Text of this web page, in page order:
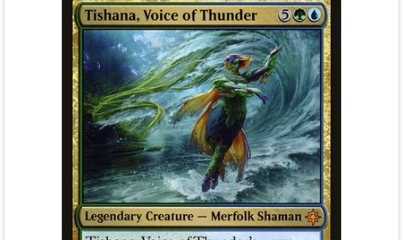
Mã giảm giá:
Ngày hết hạn: